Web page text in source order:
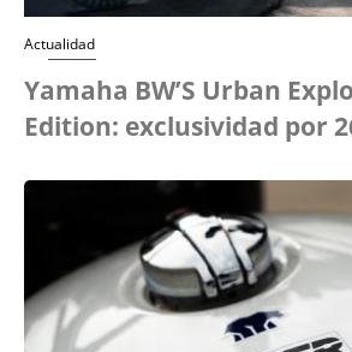
Actualidad
Yamaha BW’S Urban
Edition: exclusividad por